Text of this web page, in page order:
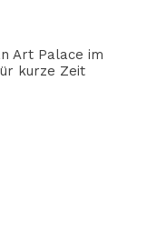
Art Palace im
kurze Zeit